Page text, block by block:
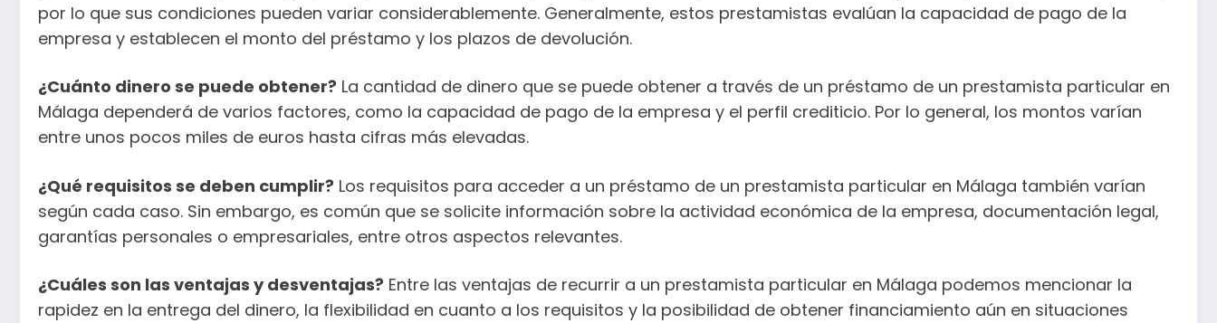
por lo que sus condiciones pueden variar considerablemente. Generalmente, estos prestamistas evalúan la capacidad de pago de la
empresa y establecen el monto del préstamo y los plazos de devolución.
¿Cuánto dinero se puede obtener? La cantidad de dinero que se puede obtener a través de un préstamo de un prestamista particular en
Málaga dependerá de varios factores, como la capacidad de pago de la empresa y el perfil crediticio. Por lo general, los montos varían
entre unos pocos miles de euros hasta cifras más elevadas.
¿Qué requisitos se deben cumplir? Los requisitos para acceder a un préstamo de un prestamista particular en Málaga también varían
según cada caso. Sin embargo, es común que se solicite información sobre la actividad económica de la empresa, documentación legal,
garantías personales o empresariales, entre otros aspectos relevantes.
¿Cuáles son las ventajas y desventajas? Entre las ventajas de recurrir a un prestamista particular en Málaga podemos mencionar la
rapidez en la entrega del dinero, la flexibilidad en cuanto a los requisitos y la posibilidad de obtener financiamiento aún en situaciones